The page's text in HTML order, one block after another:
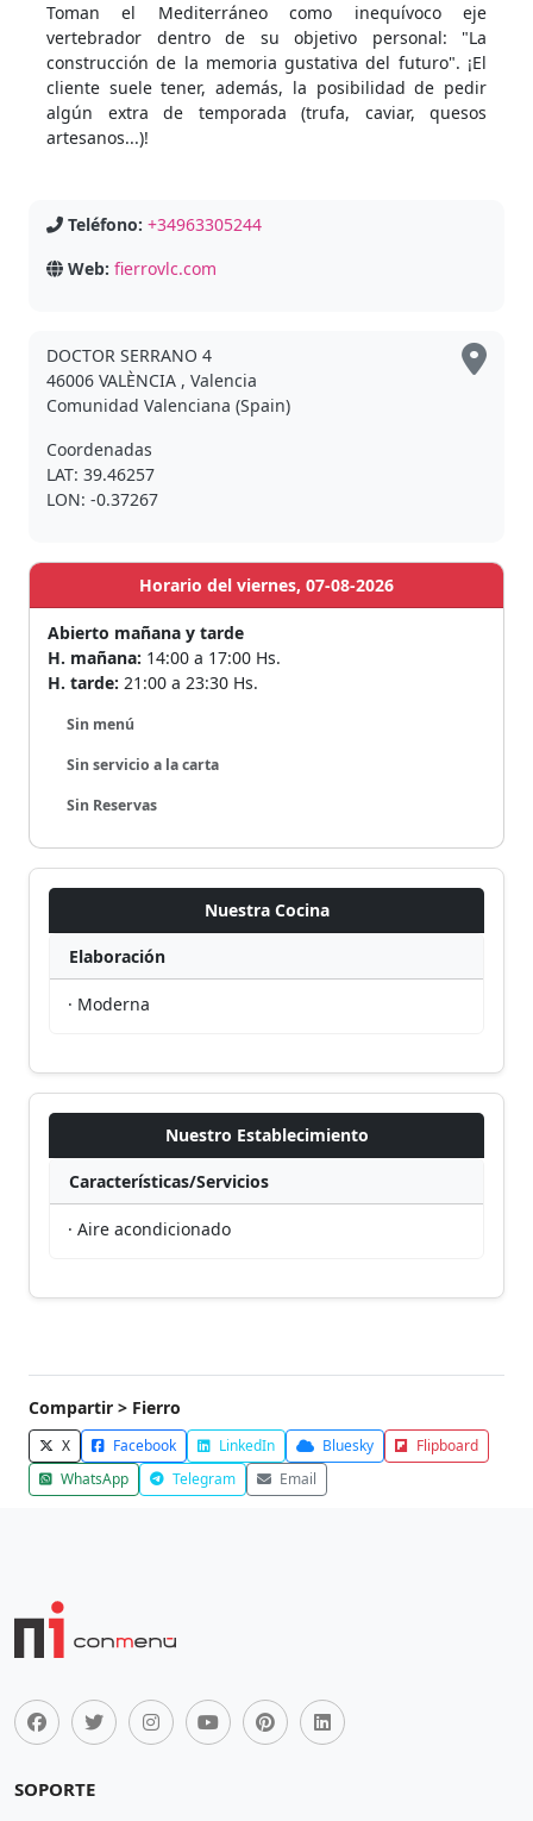
Toman el Mediterráneo como inequívoco eje
vertebrador dentro de su objetivo personal: "La
construcción de la memoria gustativa del futuro". ¡El
cliente suele tener, además, la posibilidad de pedir
algún extra de temporada (trufa, caviar, quesos
artesanos...)!
Teléfono: +34963305244
Web: fierrovlc.com
DOCTOR SERRANO 4
46006 VALÈNCIA , Valencia
Comunidad Valenciana (Spain)
Coordenadas
LAT: 39.46257
LON: -0.37267
Horario del viernes, 07-08-2026
Abierto mañana y tarde
H. mañana: 14:00 a 17:00 Hs.
H. tarde: 21:00 a 23:30 Hs.
Sin menú
Sin servicio a la carta
Sin Reservas
Nuestra Cocina
Elaboración
· Moderna
Nuestro Establecimiento
Características/Servicios
· Aire acondicionado
Compartir > Fierro
X Facebook LinkedIn Bluesky
Flipboard
WhatsApp
Telegram Email
SOPORTE